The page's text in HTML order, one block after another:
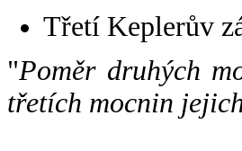
Třetí Keplerův
"Poměr druhých
třetích mocnin